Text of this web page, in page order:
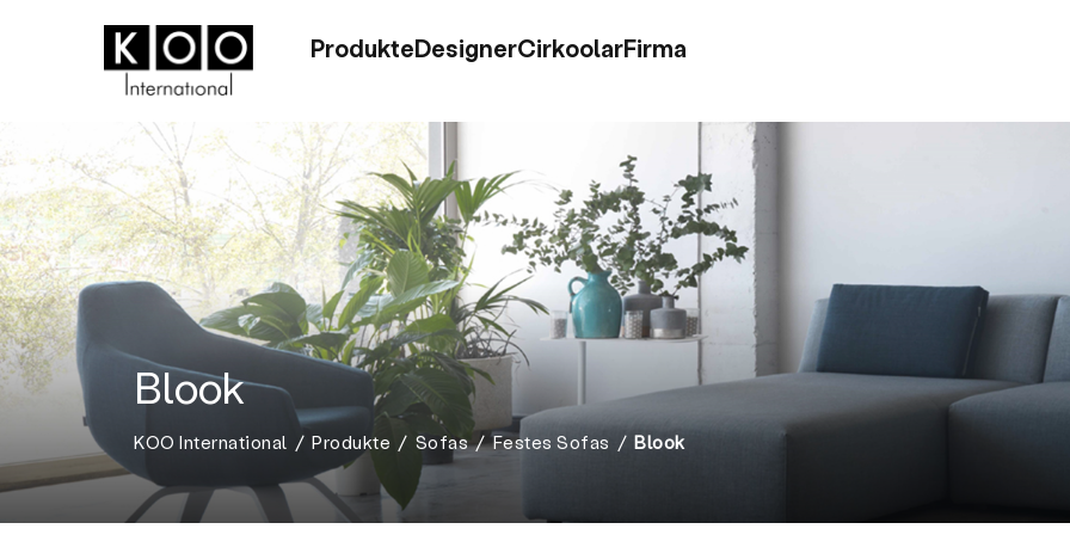
ProdukteDesignerCirkoolarFirma
Blook
KOO International Produkte Sofas Festes Sofas Blook